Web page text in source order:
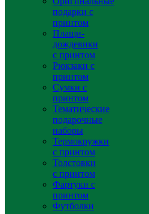
подарки с
принтом
Плащи-
дождевики
с принтом
Рюкзаки с
принтом
Сумки с
принтом
Тематические
подарочные
наборы
Термокружки
с принтом
Толстовки
с принтом
Фартуки с
принтом
Футболки